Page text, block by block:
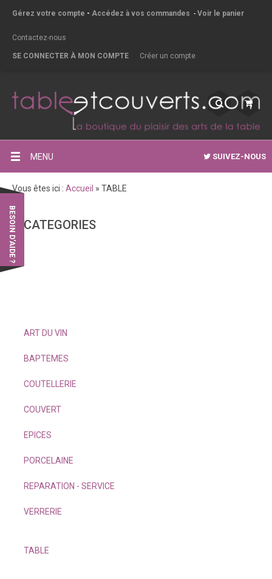
Gérez votre compte - Accédez à vos commandes - Voir le panier
Contactez-nous
SE CONNECTER À MON COMPTE Créer un compte
MENU SUIVEZ-NOUS
Vous êtes ici : Accueil » TABLE
CATEGORIES
ART DU VIN
BAPTEMES
COUTELLERIE
COUVERT
EPICES
PORCELAINE
REPARATION - SERVICE
VERRERIE
TABLE
BESOIN D'AIDE ?